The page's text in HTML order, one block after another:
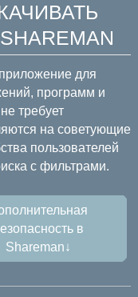
для
программ и
требует
на советующие
пользователей
с фильтрами.
в
Shareman↓